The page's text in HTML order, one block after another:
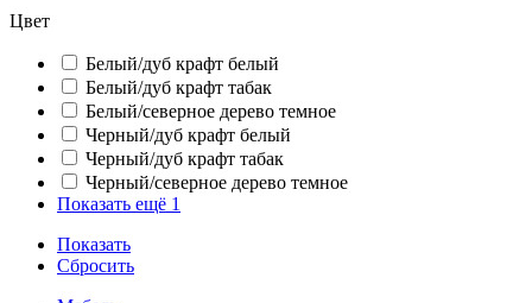
Цвет
Белый/дуб крафт белый
Белый/дуб крафт табак
Белый/северное дерево темное
Черный/дуб крафт белый
Черный/дуб крафт табак
Черный/северное дерево темное
Показать ещё 1
Показать
Сбросить